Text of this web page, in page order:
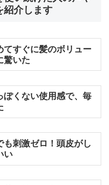
紹介します
てすぐに髪のボリュー
驚いた
ぽくない使用感で、毎
も刺激ゼロ！頭皮がし
い